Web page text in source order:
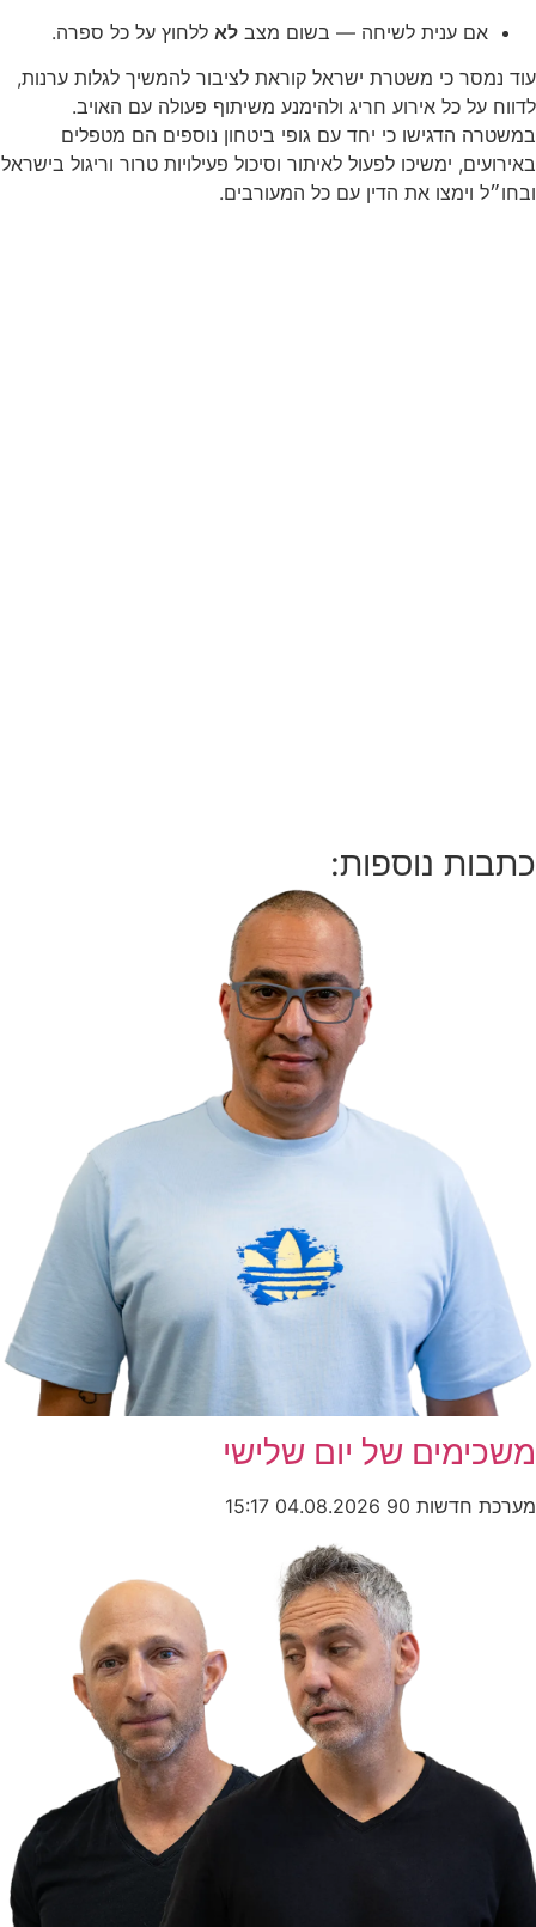
אם ענית לשיחה — בשום מצב לא ללחוץ על כל ספרה.
עוד נמסר כי משטרת ישראל קוראת לציבור להמשיך לגלות ערנות,
לדווח על כל אירוע חריג ולהימנע משיתוף פעולה עם האויב.
במשטרה הדגישו כי יחד עם גופי ביטחון נוספים הם מטפלים
באירועים, ימשיכו לפעול לאיתור וסיכול פעילויות טרור וריגול בישראל
ובחו״ל וימצו את הדין עם כל המעורבים.
כתבות נוספות:
משכימים של יום שלישי
מערכת חדשות 90 04.08.2026
15:17